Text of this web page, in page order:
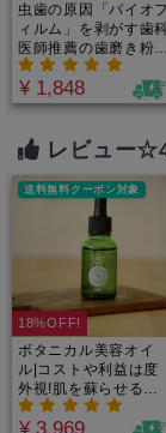
虫歯の原因「バイオフ
ィルム」を剥がす歯
医師推薦の歯磨き粉
【メンソール】 60g
¥ 1,848
レビュー
18%OFF!
送料無料クーポン対象
ボタニカル美容オイ
ル|コストや利益は度
外視!肌を蘇らせる奇
跡のオイル!自然由来
成 分(植物成分